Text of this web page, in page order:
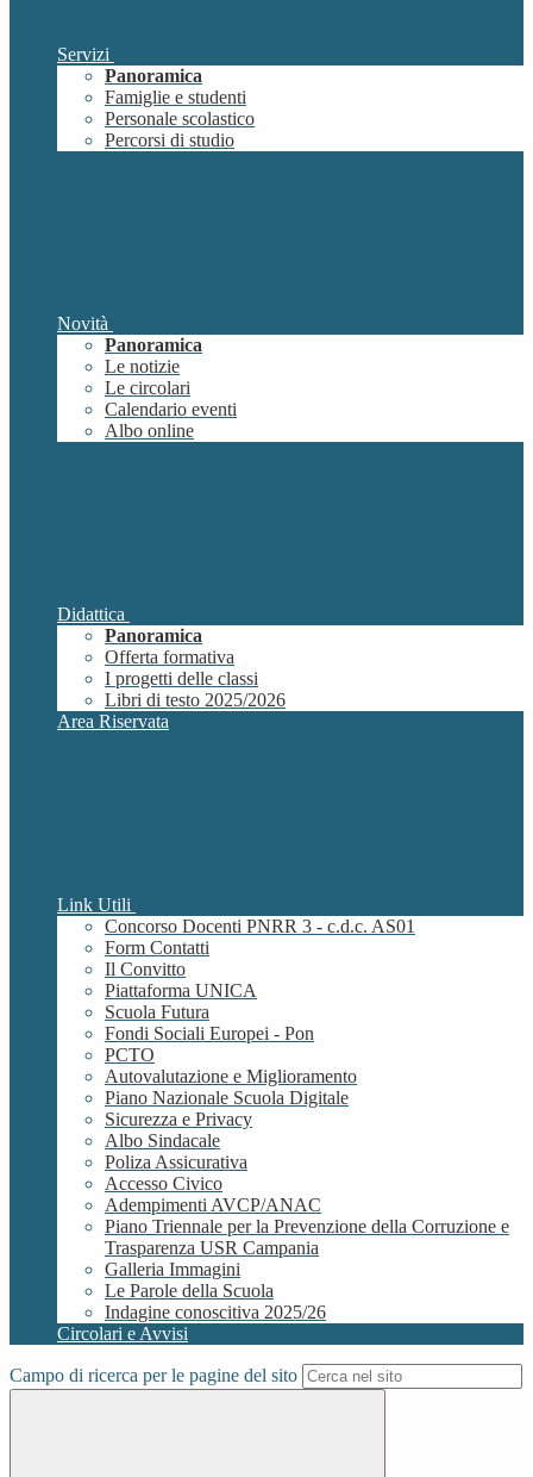
Servizi
Panoramica
Famiglie e studenti
Personale scolastico
Percorsi di studio
Novità
Panoramica
Le notizie
Le circolari
Calendario eventi
Albo online
Didattica
Panoramica
Offerta formativa
I progetti delle classi
Libri di testo 2025/2026
Area Riservata
Link Utili
Concorso Docenti PNRR 3 - c.d.c. AS01
Form Contatti
Il Convitto
Piattaforma UNICA
Scuola Futura
Fondi Sociali Europei - Pon
PCTO
Autovalutazione e Miglioramento
Piano Nazionale Scuola Digitale
Sicurezza e Privacy
Albo Sindacale
Poliza Assicurativa
Accesso Civico
Adempimenti AVCP/ANAC
Piano Triennale per la Prevenzione della Corruzione e
Trasparenza USR Campania
Galleria Immagini
Le Parole della Scuola
Indagine conoscitiva 2025/26
Circolari e Avvisi
Campo di ricerca per le pagine del sito